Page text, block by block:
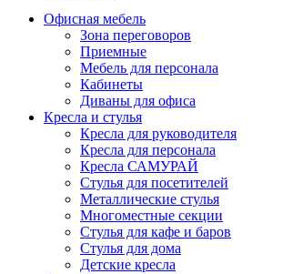
Офисная мебель
Зона переговоров
Приемные
Мебель для персонала
Кабинеты
Диваны для офиса
Кресла и стулья
Кресла для руководителя
Кресла для персонала
Кресла САМУРАЙ
Стулья для посетителей
Металлические стулья
Многоместные секции
Стулья для кафе и баров
Стулья для дома
Детские кресла